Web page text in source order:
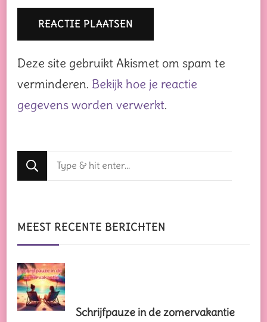
Deze site gebruikt Akismet om spam te
verminderen. Bekijk hoe je reactie
gegevens worden verwerkt.
Op
zoek
iets?
MEEST RECENTE BERICHTEN
Schrijfpauze in de zomervakantie